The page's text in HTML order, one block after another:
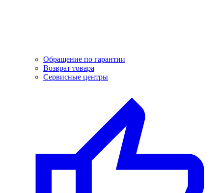
Обращение по гарантии
Возврат товара
Сервисные центры